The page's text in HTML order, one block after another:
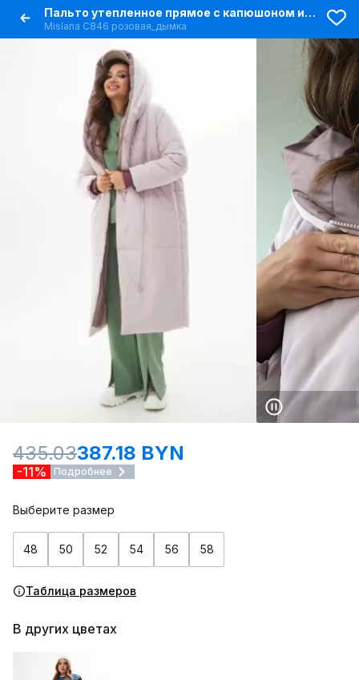
Пальто утепленное прямое с капюшоном из плащевой ткани
Mislana С846 розовая_дымка
435.03387.18 BYN
-11% Подробнее
Выберите размер
48 50 52 54 56 58
Таблица размеров
В других цветах